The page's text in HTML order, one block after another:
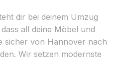
dir bei deinem Umzug
all deine Möbel und
sicher von Hannover nach
Wir setzen modernste